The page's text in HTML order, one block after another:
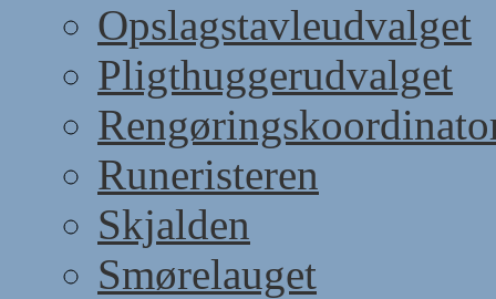
Opslagstavleudvalget
Pligthuggerudvalget
Runeristeren
Skjalden
Smørelauget